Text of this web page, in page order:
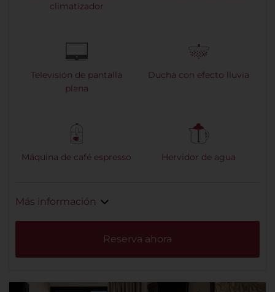
climatizador
Televisión de pantalla
plana
Ducha con efecto lluvia
Máquina de café espresso Hervidor de agua
Más información
Reserva ahora